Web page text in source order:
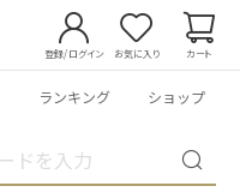
登録/ログイン お気に入り カート
ランキング ショップ